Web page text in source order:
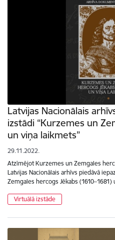
Latvijas Nacionālais
izstādi “Kurzemes un
un viņa laikmets”
29.11.2022.
Atzīmējot Kurzemes un Zemgales
Latvijas Nacionālais arhīvs piedāvā
Zemgales hercogs Jēkabs
Virtuālā izstāde